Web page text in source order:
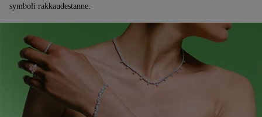
symboli rakkaudestanne.